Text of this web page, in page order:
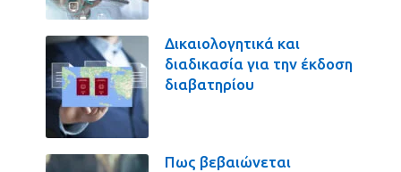
Δικαιολογητικά και
διαδικασία για την έκδοση
διαβατηρίου
Πως βεβαιώνεται